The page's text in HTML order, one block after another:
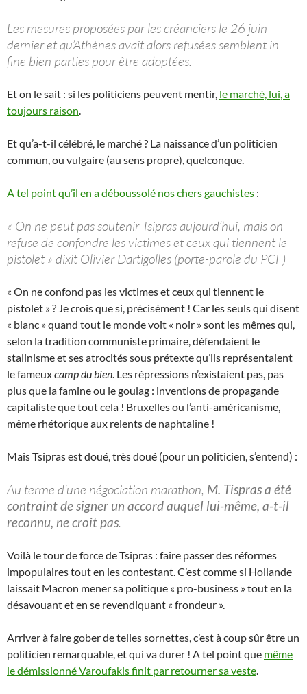
Les mesures proposées par les créanciers le 26 juin
dernier et qu’Athènes avait alors refusées semblent in
fine bien parties pour être adoptées.
Et on le sait : si les politiciens peuvent mentir, le marché, lui, a
toujours raison
Et qu’a-t-il célébré, le marché ? La naissance d’un politicien
commun, ou vulgaire (au sens propre), quelconque.
A tel point qu’il en a déboussolé nos chers gauchistes :
« On ne peut pas soutenir Tsipras aujourd’hui, mais on
refuse de confondre les victimes et ceux qui tiennent le
pistolet » dixit Olivier Dartigolles (porte-parole du PCF)
« On ne confond pas les victimes et ceux qui tiennent le
pistolet » ? Je crois que si, précisément ! Car les seuls qui disent
« blanc » quand tout le monde voit « noir » sont les mêmes qui,
selon la tradition communiste primaire, défendaient le
stalinisme et ses atrocités sous prétexte qu’ils représentaient
le fameuxcamp du bien . Les répressions n’existaient pas, pas
plus que la famine ou le goulag : inventions de propagande
capitaliste que tout cela ! Bruxelles ou l’anti-américanisme,
même rhétorique aux relents de naphtaline !
Mais Tsipras est doué, très doué (pour un politicien, s’entend) :
Au terme d’une négociation marathon, M. Tispras a été
contraint de signer un accord auquel lui-même, a-t-il
reconnu, ne croit pas.
Voilà le tour de force de Tsipras : faire passer des réformes
impopulaires tout en les contestant. C’est comme si Hollande
laissait Macron mener sa politique « pro-business » tout en la
désavouant et en se revendiquant « frondeur ».
Arriver à faire gober de telles sornettes, c’est à coup sûr être un
politicien remarquable, et qui va durer ! A tel point que même
le démissionné Varoufakis finit par retourner sa veste